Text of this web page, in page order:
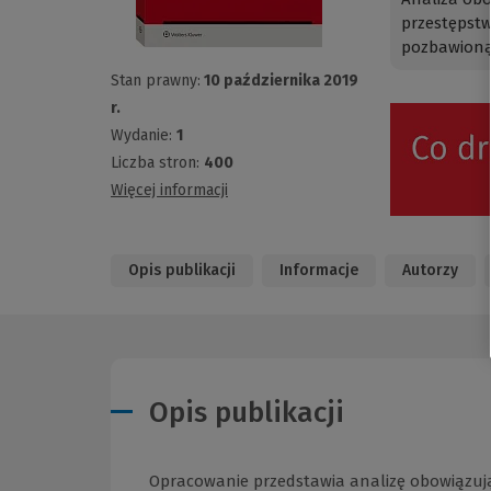
Stan prawny: 10 października 2019
r.
Wydanie: 1
Liczba stron: 400
Więcej informacji
pozbawioną.
Opis publikacji Informacje Autorzy
Opis publikacji
Opracowanie przedstawia analizę